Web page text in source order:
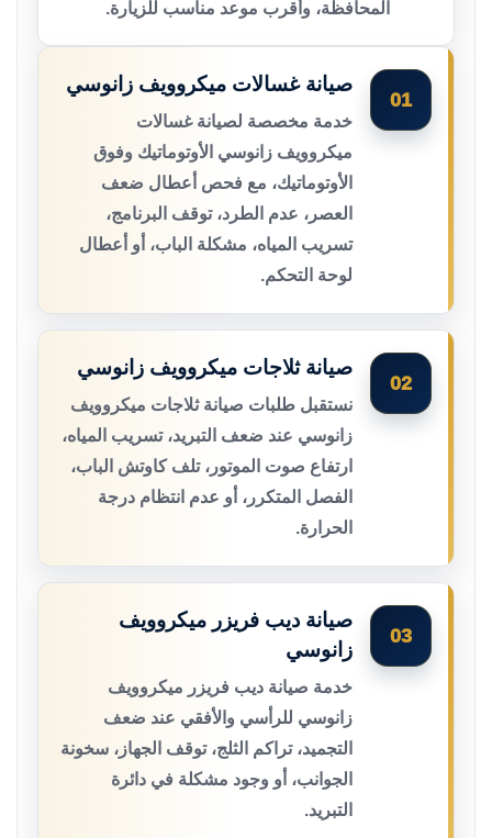
المحافظة، وأقرب موعد مناسب للزيارة.
01
صيانة غسالات ميكروويف زانوسي
خدمة مخصصة لصيانة غسالات
ميكروويف زانوسي الأوتوماتيك وفوق
الأوتوماتيك، مع فحص أعطال ضعف
العصر، عدم الطرد، توقف البرنامج،
تسريب المياه، مشكلة الباب، أو أعطال
لوحة التحكم.
02
صيانة ثلاجات ميكروويف زانوسي
نستقبل طلبات صيانة ثلاجات ميكروويف
زانوسي عند ضعف التبريد، تسريب المياه،
ارتفاع صوت الموتور، تلف كاوتش الباب،
الفصل المتكرر، أو عدم انتظام درجة
الحرارة.
03
صيانة ديب فريزر ميكروويف
زانوسي
خدمة صيانة ديب فريزر ميكروويف
زانوسي للرأسي والأفقي عند ضعف
التجميد، تراكم الثلج، توقف الجهاز، سخونة
الجوانب، أو وجود مشكلة في دائرة
التبريد.